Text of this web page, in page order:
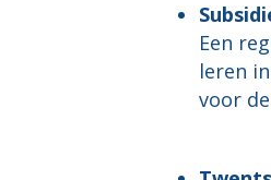
Een
leren
voor